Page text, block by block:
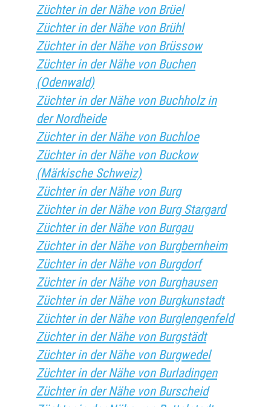
Züchter in der Nähe von Brüel
Züchter in der Nähe von Brühl
Züchter in der Nähe von Brüssow
Züchter in der Nähe von Buchen
(Odenwald)
Züchter in der Nähe von Buchholz in
der Nordheide
Züchter in der Nähe von Buchloe
Züchter in der Nähe von Buckow
(Märkische Schweiz)
Züchter in der Nähe von Burg
Züchter in der Nähe von Burg Stargard
Züchter in der Nähe von Burgau
Züchter in der Nähe von Burgbernheim
Züchter in der Nähe von Burgdorf
Züchter in der Nähe von Burghausen
Züchter in der Nähe von Burgkunstadt
Züchter in der Nähe von Burglengenfeld
Züchter in der Nähe von Burgstädt
Züchter in der Nähe von Burgwedel
Züchter in der Nähe von Burladingen
Züchter in der Nähe von Burscheid